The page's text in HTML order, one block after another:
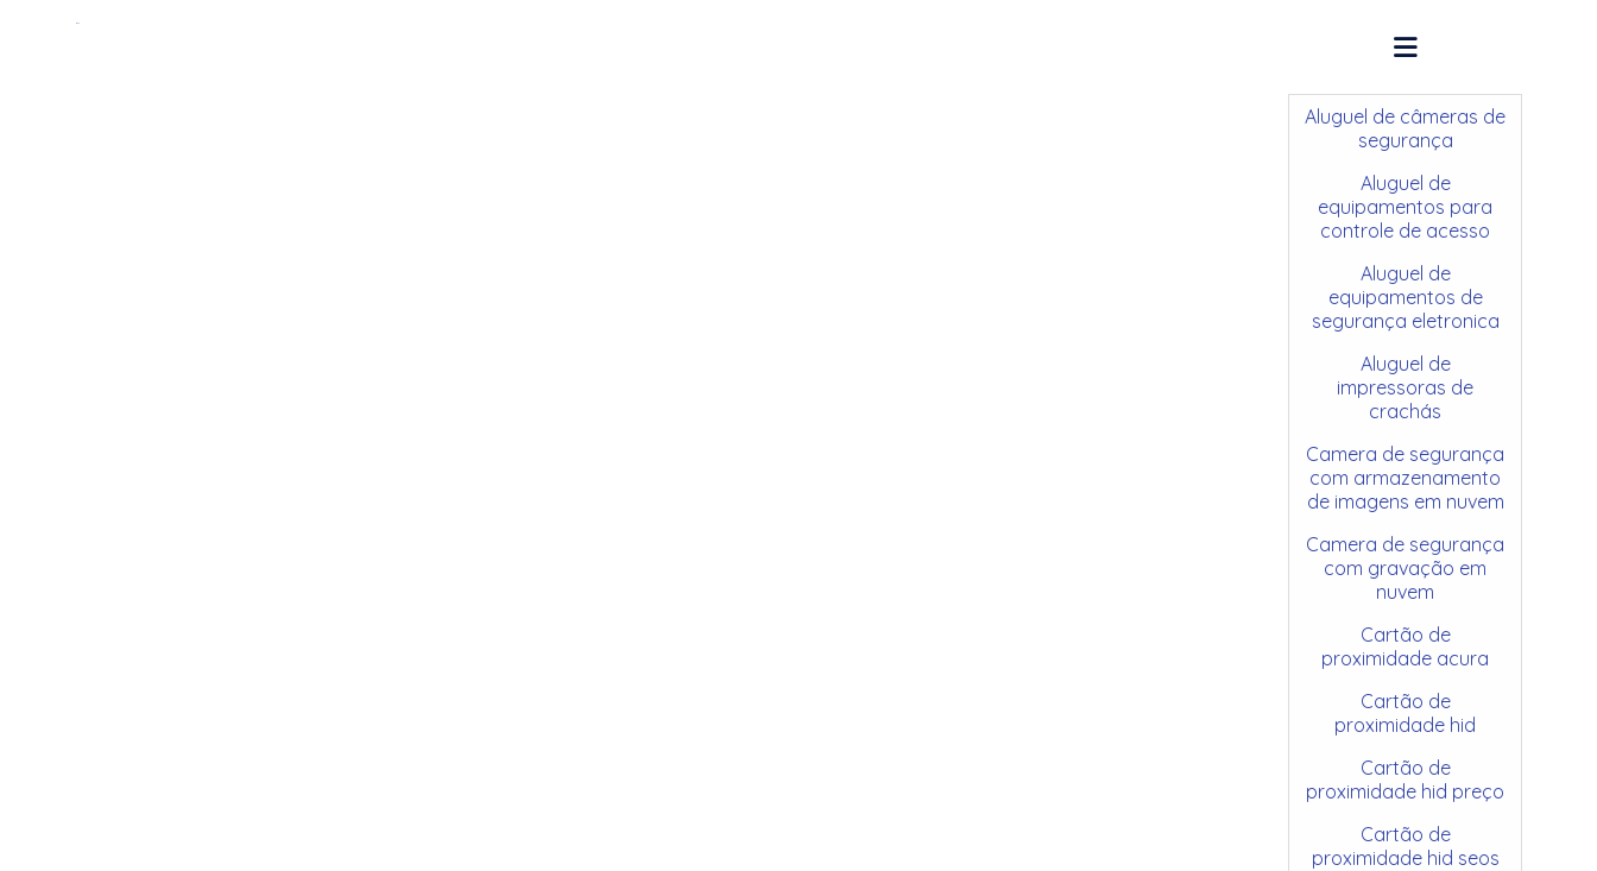
Aluguel de câmeras de
segurança
Aluguel de
equipamentos para
controle de acesso
Aluguel de
equipamentos de
segurança eletronica
Aluguel de
impressoras de
crachás
Camera de segurança
com armazenamento
de imagens em nuvem
Camera de segurança
com gravação em
nuvem
Cartão de
proximidade acura
Cartão de
proximidade hid
Cartão de
proximidade hid preço
Cartão de
proximidade hid seos